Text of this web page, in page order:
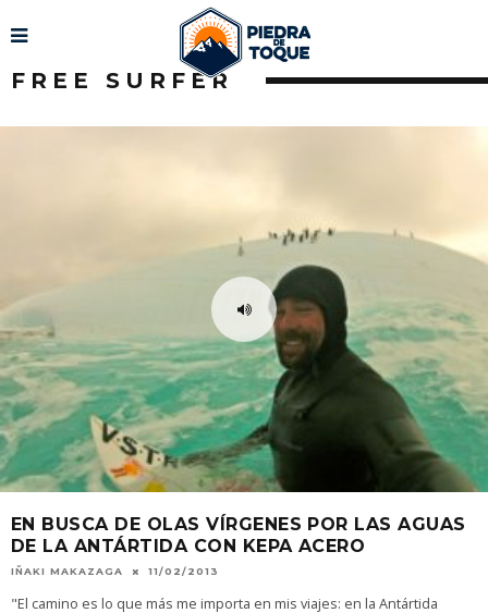
FREE SURFER
EN BUSCA DE OLAS VÍRGENES POR LAS AGUAS
DE LA ANTÁRTIDA CON KEPA ACERO
IÑAKI MAKAZAGA 11/02/2013
"El camino es lo que más me importa en mis viajes: en la Antártida